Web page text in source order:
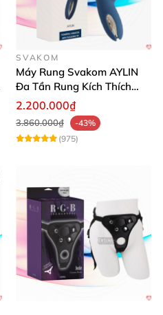
SVAKOM
Máy Rung Svakom AYLIN
Đa Tần Rung Kích Thích
Mạnh Mẽ
2.200.000₫
3.860.000₫
-43%
(975)